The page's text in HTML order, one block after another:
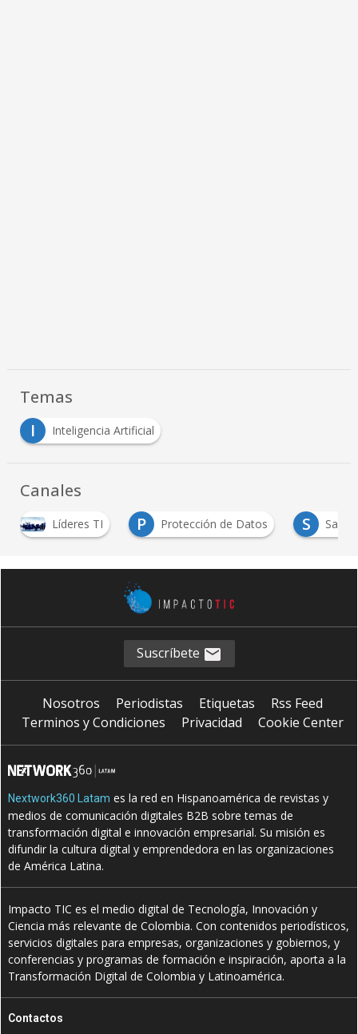
Temas
I
Inteligencia Artificial
Canales
P
Protección de Datos S Salud Digital
Suscríbete
Nosotros Periodistas Etiquetas
Rss Feed
Terminos y Condiciones
Privacidad Cookie Center
Nextwork360 Latam es la red en Hispanoamérica de revistas y
medios de comunicación digitales B2B sobre temas de
transformación digital e innovación empresarial. Su misión es
difundir la cultura digital y emprendedora en las organizaciones
de América Latina.
Impacto TIC es el medio digital de Tecnología, Innovación y
Ciencia más relevante de Colombia. Con contenidos periodísticos,
servicios digitales para empresas, organizaciones y gobiernos, y
conferencias y programas de formación e inspiración, aporta a la
Transformación Digital de Colombia y Latinoamérica.
Contactos